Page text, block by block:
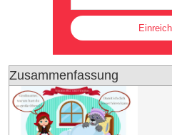
Zusammenfassung